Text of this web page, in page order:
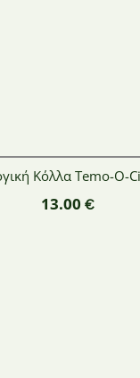
Κόλλα Temo-O-
13.00 €